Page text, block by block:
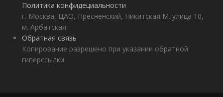
Политика конфидециальности
г. Москва, ЦАО, Пресненский, Никитская М. улица 10,
м. Арбатская
Обратная связь
Копирование разрешено при указании обратной
гиперссылки.